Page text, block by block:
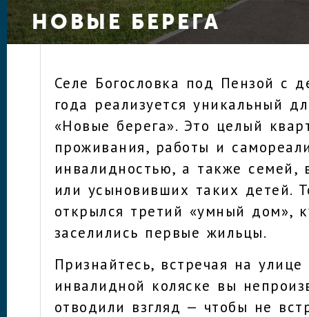
НОВЫЕ БЕРЕГА
Селе Богословка под Пензой с
года реализуется уникальный
«Новые берега». Это целый
проживания, работы и
инвалидностью, а также семей,
или усыновивших таких детей.
открылся третий «умный дом»,
заселились первые жильцы.
Признайтесь, встречая на
инвалидной коляске вы
отводили взгляд — чтобы не